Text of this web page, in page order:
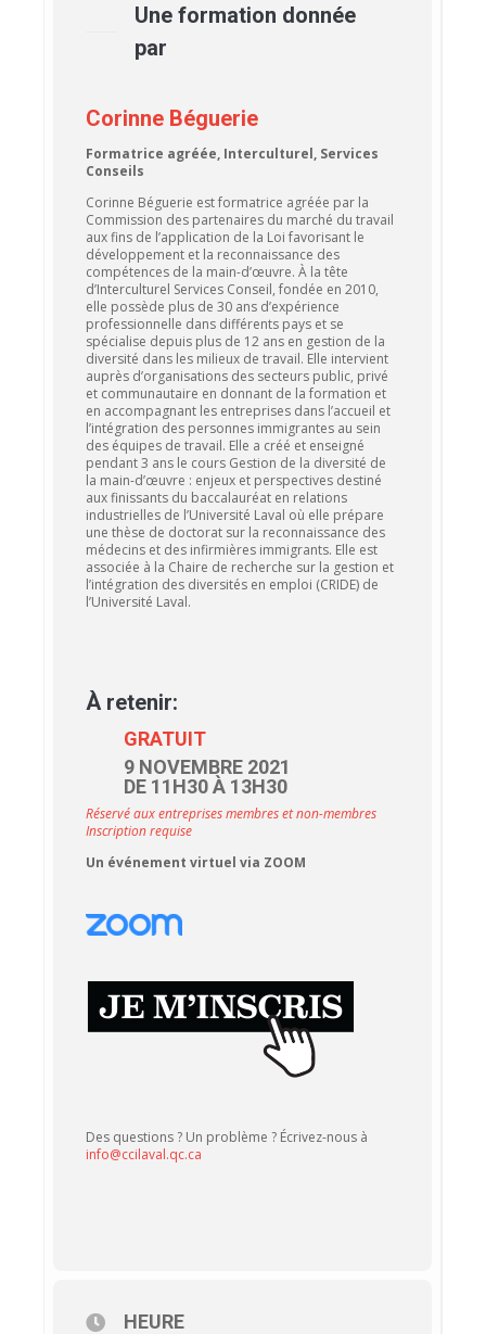
Une formation donnée
par
Corinne Béguerie
Formatrice agréée, Interculturel, Services
Conseils
Corinne Béguerie est formatrice agréée par la
Commission des partenaires du marché du travail
aux fins de l’application de la Loi favorisant le
développement et la reconnaissance des
compétences de la main-d’œuvre. À la tête
d’Interculturel Services Conseil, fondée en 2010,
elle possède plus de 30 ans d’expérience
professionnelle dans différents pays et se
spécialise depuis plus de 12 ans en gestion de la
diversité dans les milieux de travail. Elle intervient
auprès d’organisations des secteurs public, privé
et communautaire en donnant de la formation et
en accompagnant les entreprises dans l’accueil et
l’intégration des personnes immigrantes au sein
des équipes de travail. Elle a créé et enseigné
pendant 3 ans le cours Gestion de la diversité de
la main-d’œuvre : enjeux et perspectives destiné
aux finissants du baccalauréat en relations
industrielles de l’Université Laval où elle prépare
une thèse de doctorat sur la reconnaissance des
médecins et des infirmières immigrants. Elle est
associée à la Chaire de recherche sur la gestion et
l’intégration des diversités en emploi (CRIDE) de
l’Université Laval.
À retenir:
GRATUIT
9 NOVEMBRE 2021
DE 11H30 À 13H30
Réservé aux entreprises membres et non-membres
Inscription requise
Un événement virtuel via ZOOM
Des questions ? Un problème ? Écrivez-nous à
info@ccilaval.qc.ca
HEURE